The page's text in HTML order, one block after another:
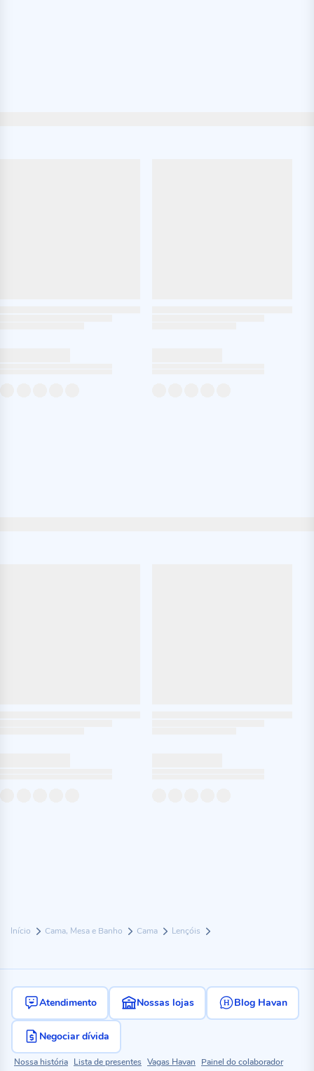
Início Cama, Mesa e Banho Cama Lençóis
Atendimento Nossas lojas Blog Havan
Negociar dívida
Nossa história Lista de presentes Vagas Havan Painel do colaborador